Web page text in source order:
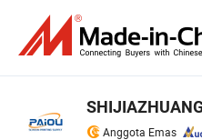
Anggota Emas